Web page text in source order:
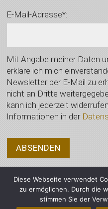
E-Mail-Adresse*:
Mit Angabe meiner Daten
erkläre ich mich
Newsletter per E-Mail zu
nicht an Dritte
kann ich jederzeit
Informationen in der
Diese Webseite verwendet
zu ermöglichen. Durch die
stimmen Sie der